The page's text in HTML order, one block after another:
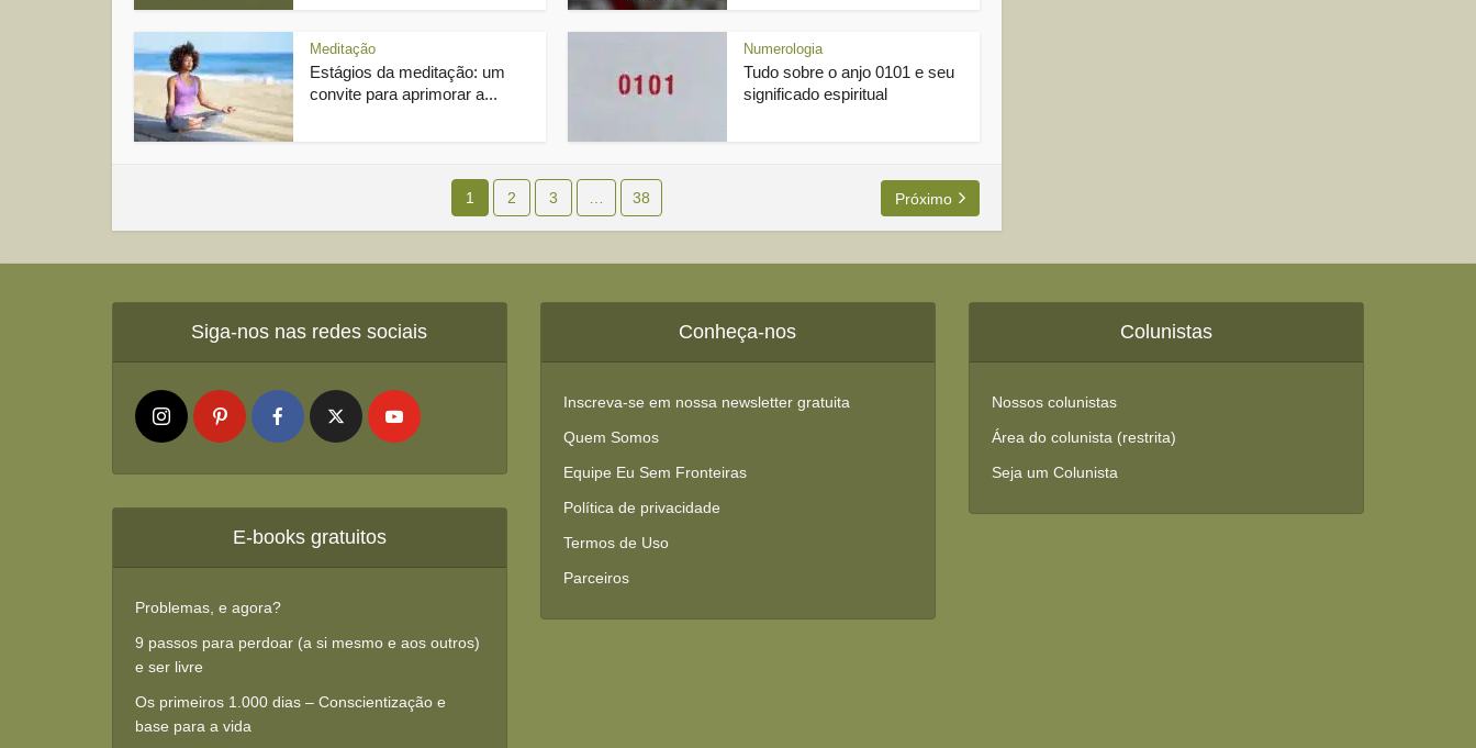
Meditação
Estágios da meditação: um
convite para aprimorar a...
Numerologia
Tudo sobre o anjo 0101 e seu
significado espiritual
1 2 3 38 Próximo
Siga-nos nas redes sociais
E-books gratuitos
Problemas, e agora?
9 passos para perdoar (a si mesmo e aos outros)
e ser livre
Os primeiros 1.000 dias – Conscientização e
base para a vida
Conheça-nos
Inscreva-se em nossa newsletter gratuita
Quem Somos
Equipe Eu Sem Fronteiras
Política de privacidade
Termos de Uso
Parceiros
Colunistas
Nossos colunistas
Área do colunista (restrita)
Seja um Colunista